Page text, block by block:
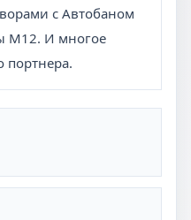
с Автобаном
М12. И многое
портнера.